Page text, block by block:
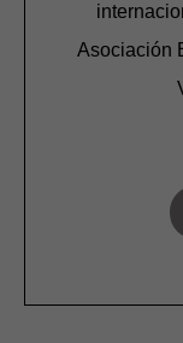
Asociación